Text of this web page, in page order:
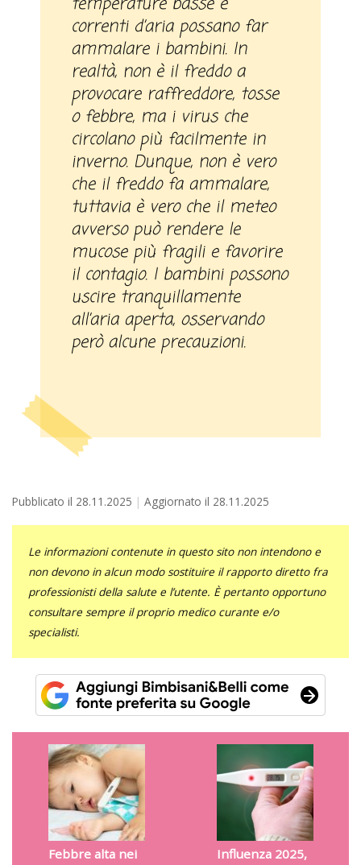
correnti d’aria possano far
ammalare i bambini. In
realtà, non è il freddo a
provocare raffreddore, tosse
o febbre, ma i virus che
circolano più facilmente in
inverno. Dunque, non è vero
che il freddo fa ammalare,
tuttavia è vero che il meteo
avverso può rendere le
mucose più fragili e favorire
il contagio. I bambini possono
uscire tranquillamente
all’aria aperta, osservando
però alcune precauzioni.
Pubblicato il 28.11.2025 Aggiornato il 28.11.2025
Le informazioni contenute in questo sito non intendono e
non devono in alcun modo sostituire il rapporto diretto fra
professionisti della salute e l’utente. È pertanto opportuno
consultare sempre il proprio medico curante e/o
specialisti.
Febbre alta nei
Influenza 2025,